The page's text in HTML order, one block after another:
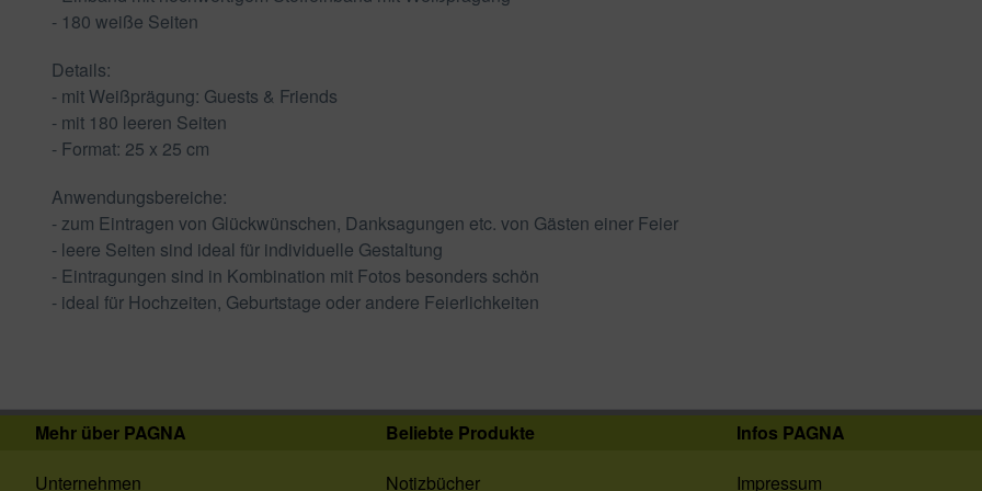
- 180 weiße Seiten
Details:
- mit Weißprägung: Guests & Friends
- mit 180 leeren Seiten
- Format: 25 x 25 cm
Anwendungsbereiche:
- zum Eintragen von Glückwünschen, Danksagungen etc. von Gästen einer Feier
- leere Seiten sind ideal für individuelle Gestaltung
- Eintragungen sind in Kombination mit Fotos besonders schön
- ideal für Hochzeiten, Geburtstage oder andere Feierlichkeiten
Mehr über PAGNA
Unternehmen
Beliebte Produkte
Notizbücher
Infos PAGNA
Impressum